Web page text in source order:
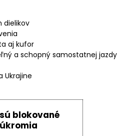
dielikov
aj kufor
a schopný samostatnej jazdy
Ukrajine
blokované